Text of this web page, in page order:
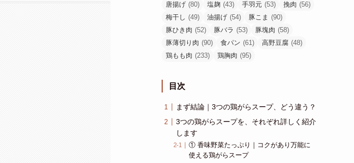
唐揚げ (80) 塩麹 (43) 手羽元 (53) 挽肉 (56)
梅干し (49) 油揚げ (54) 豚こま (90)
豚ひき肉 (52) 豚バラ (53) 豚塊肉 (58)
豚薄切り肉 (90) 食パン (61) 高野豆腐 (48)
鶏もも肉 (233) 鶏胸肉 (95)
目次
まず結論｜3つの鶏がらスープ、どう違う？
3つの鶏がらスープを、それぞれ詳しく紹介
します
① 香味野菜たっぷり｜コクがあり万能に
使える鶏がらスープ